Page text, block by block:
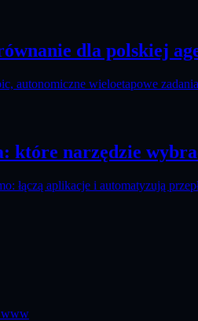
dla polskiej
autonomiczne wieloetapowe
które narzędzie
łączą aplikacje i automatyzują
www